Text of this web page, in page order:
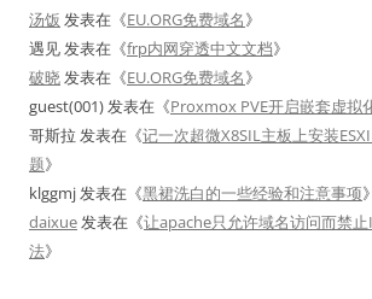
汤饭 发表在《EU.ORG免费域名》
遇见发表在《frp内网穿透中文文档》
破晓发表在《EU.ORG免费域名》
guest(001)发表在《Proxmox PVE开启嵌套虚拟
哥斯拉 发表在《记一次超微X8SIL主板上安装
题》
klggmj发表在《黑裙洗白的一些经验和注意事项》
daixue发表在《让apache只允许域名访问而禁
法》